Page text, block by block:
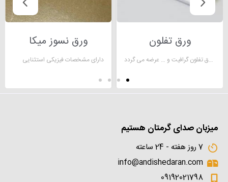
ورق تفلون
ورق تفلون یکی از ورق های نسوز است که در انواع مختلفی مانند ورق تفلون خالص، ورق تفلون گلاس، ورق تفلون گرافیت کربن، ورق تفلون کربن، ورق تفلون گرافیت و … عرضه می گردد.
ورق نسوز میکا
دارای مشخصات فیزیکی استثنایی
میزبان صدای گرمتان هستیم
7 روز هفته - 24 ساعته
info@andishedaran.com
09192021798